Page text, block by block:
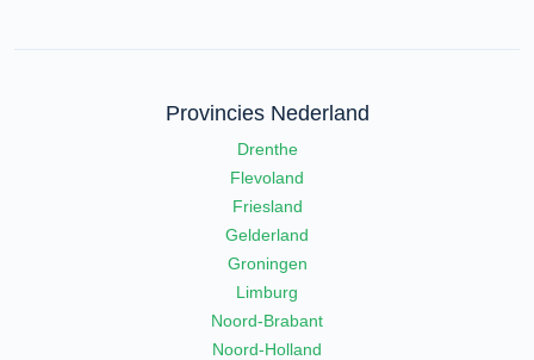
Provincies Nederland
Drenthe
Flevoland
Friesland
Gelderland
Groningen
Limburg
Noord-Brabant
Noord-Holland